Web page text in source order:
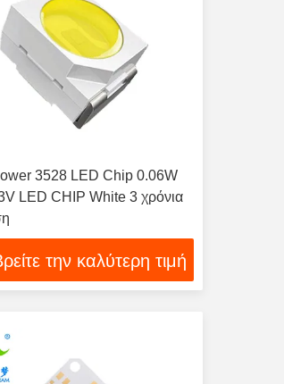
3528 LED Chip 0.06W
LED CHIP White 3 χρόνια
την καλύτερη τιμή